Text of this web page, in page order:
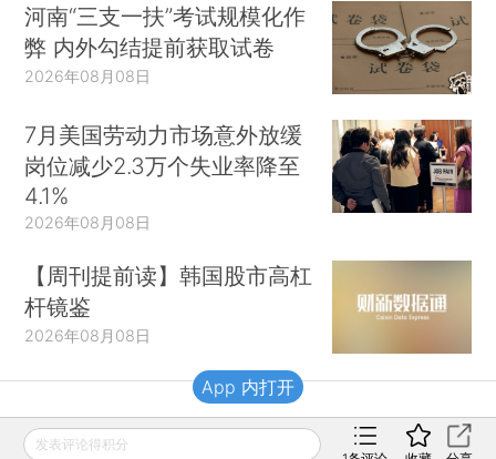
河南“三支一扶”考试规模化作
弊 内外勾结提前获取试卷
2026年08月08日
7月美国劳动力市场意外放缓
岗位减少2.3万个失业率降至
4.1%
2026年08月08日
【周刊提前读】韩国股市高杠
杆镜鉴
2026年08月08日
财新移动
发表评论得积分
App 内打开